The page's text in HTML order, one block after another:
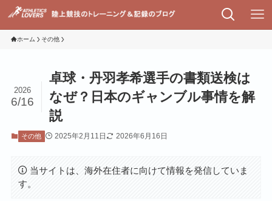
ホーム その他
卓球・丹羽孝希選手の書類送検は
なぜ？日本のギャンブル事情を解
説
2026
6/16
その他 2025年2月11日 2026年6月16日
当サイトは、海外在住者に向けて情報を発信していま
す。